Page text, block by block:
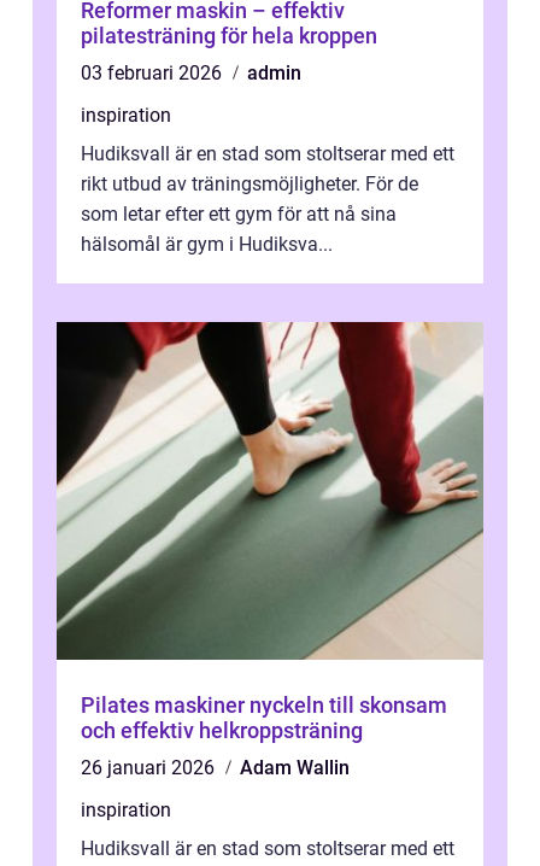
Reformer maskin – effektiv
pilatesträning för hela kroppen
03 februari 2026
admin
inspiration
Hudiksvall är en stad som stoltserar med ett
rikt utbud av träningsmöjligheter. För de
som letar efter ett gym för att nå sina
hälsomål är gym i Hudiksva...
Pilates maskiner nyckeln till skonsam
och effektiv helkroppsträning
26 januari 2026
Adam Wallin
inspiration
Hudiksvall är en stad som stoltserar med ett